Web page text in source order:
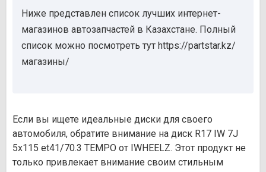
Ниже представлен список лучших интернет-
магазинов автозапчастей в Казахстане. Полный
список можно посмотреть тут https://partstar.kz/
магазины/
Если вы ищете идеальные диски для своего
автомобиля, обратите внимание на диск R17 IW 7J
5х115 et41/70.3 TEMPO от IWHEELZ. Этот продукт не
только привлекает внимание своим стильным